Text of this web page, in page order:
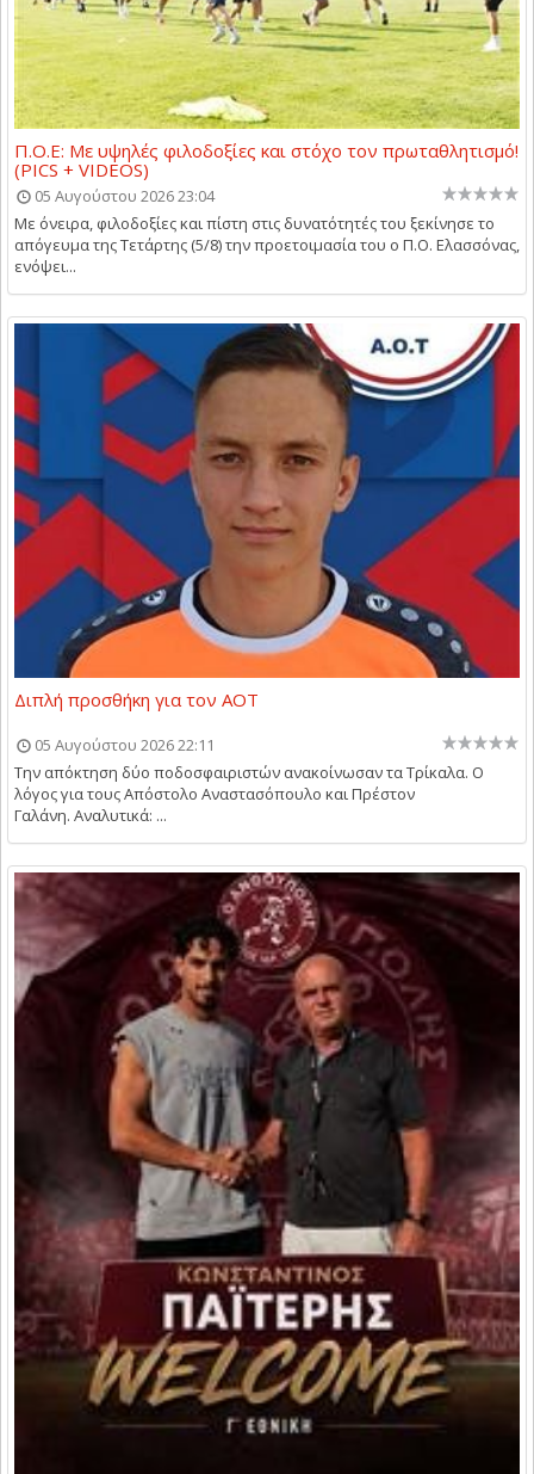
Π.Ο.Ε: Με υψηλές φιλοδοξίες και στόχο τον πρωταθλητισμό!
(PICS + VIDEOS)
05 Αυγούστου 2026 23:04
Με όνειρα, φιλοδοξίες και πίστη στις δυνατότητές του ξεκίνησε το
απόγευμα της Τετάρτης (5/8) την προετοιμασία του ο Π.Ο. Ελασσόνας,
ενόψει...
Διπλή προσθήκη για τον ΑΟΤ
05 Αυγούστου 2026 22:11
Την απόκτηση δύο ποδοσφαιριστών ανακοίνωσαν τα Τρίκαλα. Ο
λόγος για τους Απόστολο Αναστασόπουλο και Πρέστον
Γαλάνη. Αναλυτικά: ...